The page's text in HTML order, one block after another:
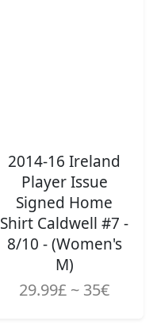
2014-16 Ireland
Player Issue
Signed Home
Shirt Caldwell #7 -
8/10 - (Women's
M)
29.99£ ~ 35€